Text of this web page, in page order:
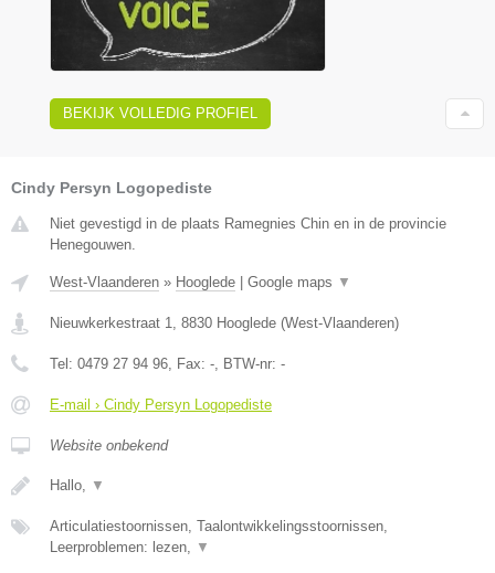
BEKIJK VOLLEDIG PROFIEL
Cindy Persyn Logopediste
Niet gevestigd in de plaats Ramegnies Chin en in de provincie
Henegouwen.
West-Vlaanderen » Hooglede Google maps ▼
Nieuwkerkestraat 1 8830 Hooglede (West-Vlaanderen)
Tel: 0479 27 94 96 , Fax: - , BTW-nr: -
E-mail › Cindy Persyn Logopediste
Website onbekend
Hallo, ▼
Articulatiestoornissen, Taalontwikkelingsstoornissen,
Leerproblemen: lezen,
▼